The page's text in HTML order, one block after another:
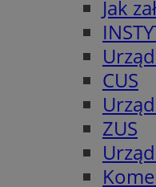
Jak
CUS
ZUS